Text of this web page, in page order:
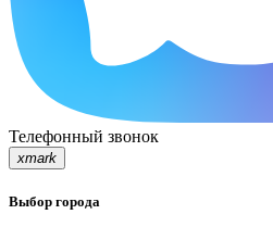
Телефонный звонок
xmark
Выбор города